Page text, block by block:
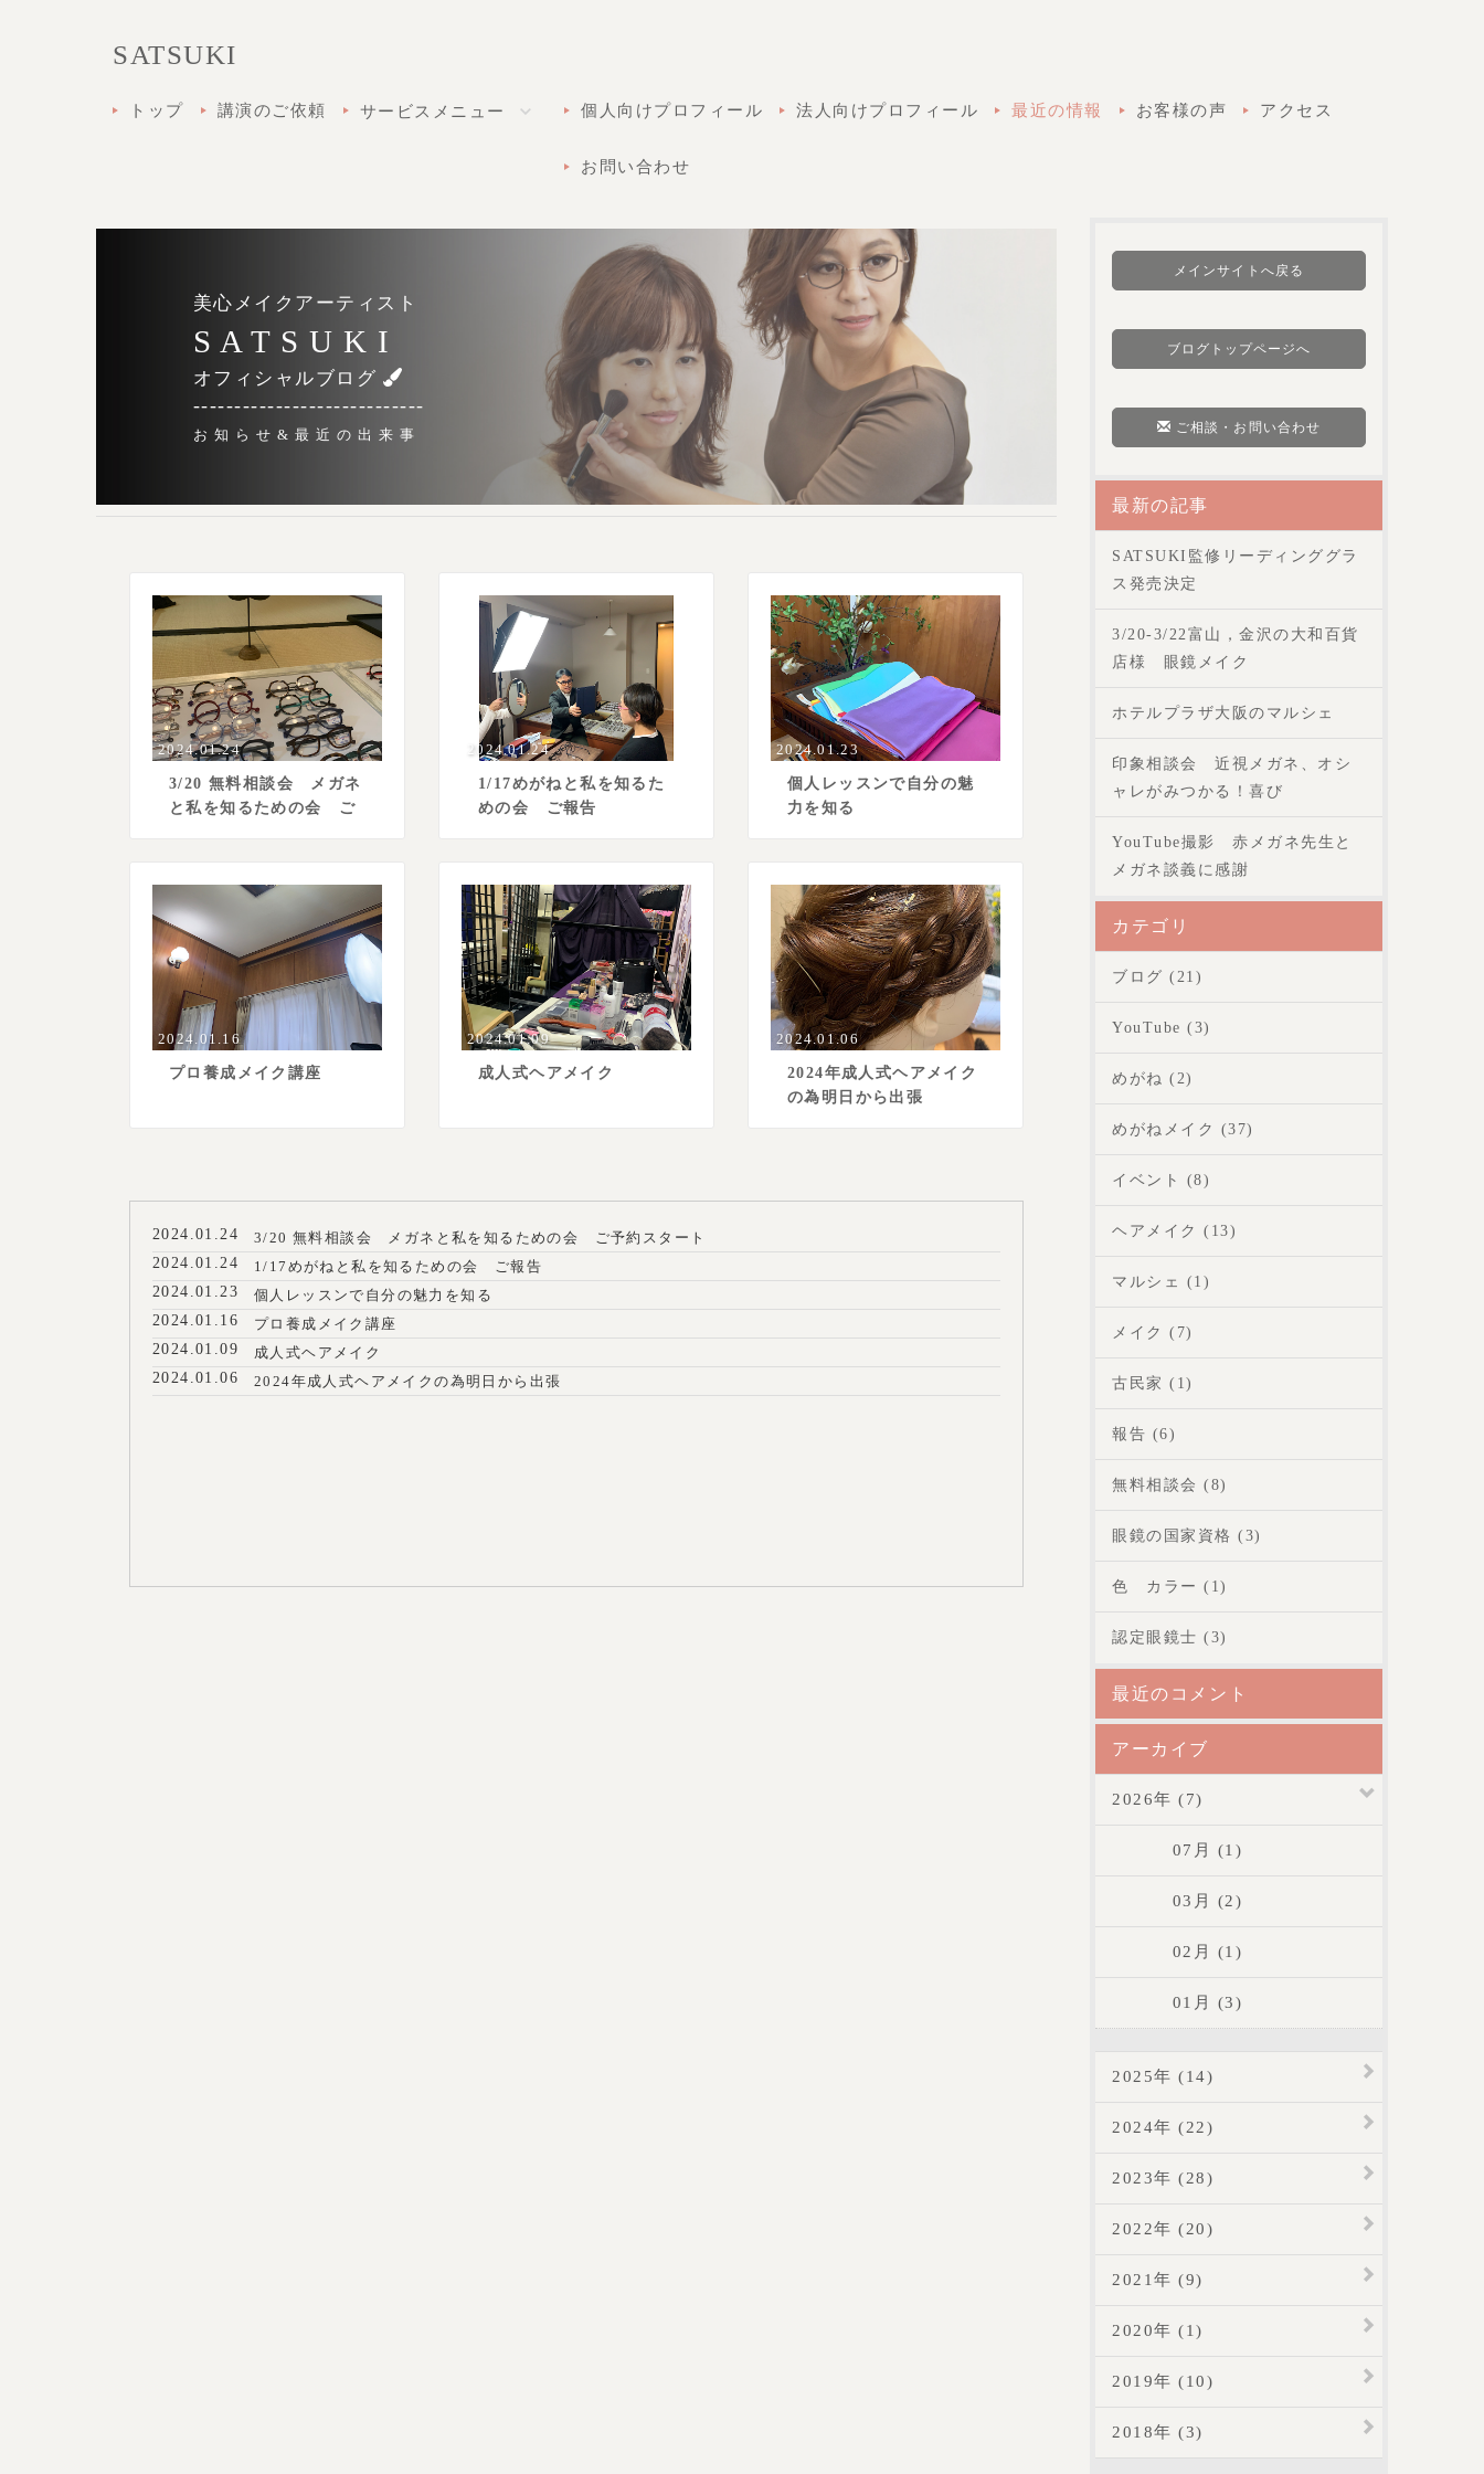
SATSUKI
トップ 講演のご依頼 サービスメニュー 個人向けプロフィール 法人向けプロフィール 最近の情報 お客様の声 アクセス
お問い合わせ
美心メイクアーティスト
S A T S U K I
オフィシャルブログ
----------------------------
お 知 ら せ & 最 近 の 出 来 事
2024.01.24
3/20 無料相談会 メガネ
と私を知るための会 ご
2024.01.24
1/17めがねと私を知るた
めの会 ご報告
2024.01.23
個人レッスンで自分の魅
力を知る
2024.01.16
プロ養成メイク講座
2024.01.09
成人式ヘアメイク
2024.01.06
2024年成人式ヘアメイク
の為明日から出張
2024.01.24
3/20 無料相談会 メガネと私を知るための会 ご予約スタート
2024.01.24
1/17めがねと私を知るための会 ご報告
2024.01.23
個人レッスンで自分の魅力を知る
2024.01.16
プロ養成メイク講座
2024.01.09
成人式ヘアメイク
2024.01.06
2024年成人式ヘアメイクの為明日から出張
メインサイトへ戻る
ブログトップページへ
ご相談・お問い合わせ
最新の記事
SATSUKI監修リーディンググラ
ス発売決定
3/20-3/22富山，金沢の大和百貨
店様 眼鏡メイク
ホテルプラザ大阪のマルシェ
印象相談会 近視メガネ、オシ
ャレがみつかる！喜び
YouTube撮影 赤メガネ先生と
メガネ談義に感謝
カテゴリ
ブログ (21)
YouTube (3)
めがね (2)
めがねメイク (37)
イベント (8)
ヘアメイク (13)
マルシェ (1)
メイク (7)
古民家 (1)
報告 (6)
無料相談会 (8)
眼鏡の国家資格 (3)
色 カラー (1)
認定眼鏡士 (3)
最近のコメント
アーカイブ
2026年 (7)
07月 (1)
03月 (2)
02月 (1)
01月 (3)
2025年 (14)
2024年 (22)
2023年 (28)
2022年 (20)
2021年 (9)
2020年 (1)
2019年 (10)
2018年 (3)